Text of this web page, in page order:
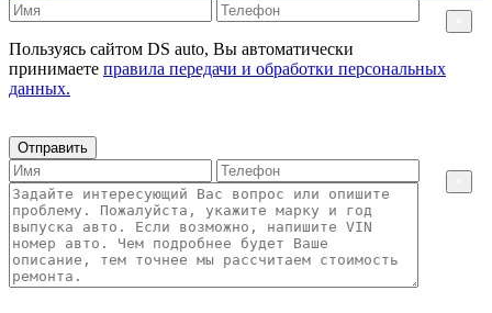
Пользуясь сайтом DS auto, Вы автоматически
принимаете правила передачи и обработки персональных
данных.
Отправить